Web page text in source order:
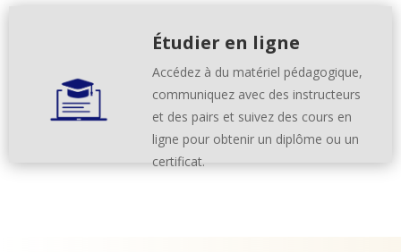
Étudier en ligne
Accédez à du matériel pédagogique,
communiquez avec des instructeurs
et des pairs et suivez des cours en
ligne pour obtenir un diplôme ou un
certificat.